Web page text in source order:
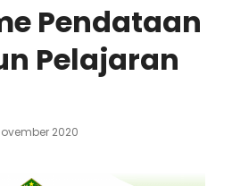
Pendataan
Pelajaran
2020